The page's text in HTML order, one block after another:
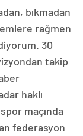
bıkmadan
rağmen
30
takip
haklı
maçında
federasyon